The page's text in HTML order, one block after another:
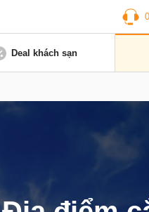
Deal khách sạn